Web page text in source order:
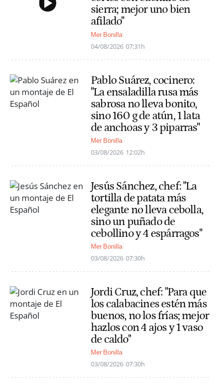
sierra; mejor uno bien
afilado"
Mer Bonilla
04/08/2026 07:31h
Pablo Suárez, cocinero:
"La ensaladilla rusa más
sabrosa no lleva bonito,
sino 160 g de atún, 1 lata
de anchoas y 3 piparras"
Mer Bonilla
03/08/2026 12:02h
Jesús Sánchez, chef: "La
tortilla de patata más
elegante no lleva cebolla,
sino un puñado de
cebollino y 4 espárragos"
Mer Bonilla
03/08/2026 07:30h
Jordi Cruz, chef: "Para que
los calabacines estén más
buenos, no los frías; mejor
hazlos con 4 ajos y 1 vaso
de caldo"
Mer Bonilla
03/08/2026 07:30h